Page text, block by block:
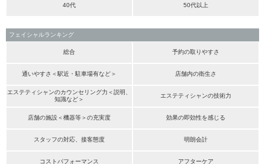
40代 50代以上
フェイシャルランキング
総合 予約の取りやすさ
通いやすさ＜駅近・駐車場有など＞ 店舗内の衛生さ
エステティシャンのカウンセリング力＜説明、
知識など＞
エステティシャンの技術力
店舗の施設＜機器等＞の充実度 効果の即効性を感じる
スタッフの対応、接客態度 明朗会計
コストパフォーマンス アフターケア